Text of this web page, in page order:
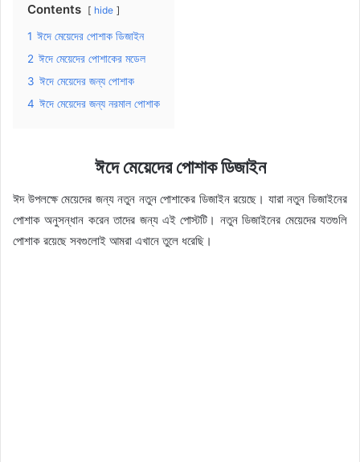
Contents hide
1 ঈদে মেয়েদের পোশাক ডিজাইন
2 ঈদে মেয়েদের পোশাকের মডেল
3 ঈদে মেয়েদের জন্য পোশাক
4 ঈদে মেয়েদের জন্য নরমাল পোশাক
ঈদে মেয়েদের পোশাক ডিজাইন
ঈদ উপলক্ষে মেয়েদের জন্য নতুন নতুন পোশাকের ডিজাইন রয়েছে। যারা নতুন ডিজাইনের
পোশাক অনুসন্ধান করেন তাদের জন্য এই পোস্টটি। নতুন ডিজাইনের মেয়েদের যতগুলি
পোশাক রয়েছে সবগুলোই আমরা এখানে তুলে ধরেছি।